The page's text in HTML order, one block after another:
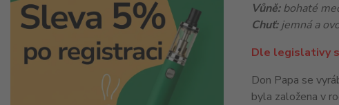
Vůně:bohaté
Chuť:jemná a
Dle legislativy
Don Papa se
byla založena v